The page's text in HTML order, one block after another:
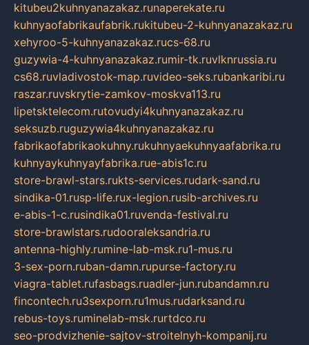
kitubeu2kuhnyanazakaz.runaperekate.ru
kuhnyaofabrikaufabrik.rukitubeu-2-kuhnyanazakaz.ru
xehyroo-5-kuhnyanazakaz.rucs-68.ru
guzywia-4-kuhnyanazakaz.rumir-tk.ruvlknrussia.ru
cs68.ruvladivostok-map.ruvideo-seks.rubankaribi.ru
raszar.ruvskrytie-zamkov-moskva113.ru
lipetsktelecom.rutovudyi4kuhnyanazakaz.ru
seksuzb.ruguzywia4kuhnyanazakaz.ru
fabrikaofabrikaokuhny.rukuhnyaekuhnyaafabrika.ru
kuhnyaykuhnyayfabrika.rue-abis1c.ru
store-brawl-stars.rukts-services.rudark-sand.ru
sindika-01.rusp-life.rux-legion.rusib-archives.ru
e-abis-1-c.rusindika01.ruvenda-festival.ru
store-brawlstars.rudooraleksandria.ru
antenna-highly.rumine-lab-msk.ru1-mus.ru
3-sex-porn.ruban-damn.rupurse-factory.ru
viagra-tablet.rufasbags.ruadler-jun.rubandamn.ru
fincontech.ru3sexporn.ru1mus.rudarksand.ru
rebus-toys.ruminelab-msk.rurtdco.ru
seo-prodvizhenie-sajtov-stroitelnyh-kompanij.ru